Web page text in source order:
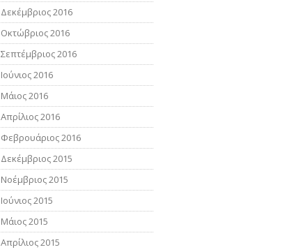
Δεκέμβριος 2016
Οκτώβριος 2016
Σεπτέμβριος 2016
Ιούνιος 2016
Μάιος 2016
Απρίλιος 2016
Φεβρουάριος 2016
Δεκέμβριος 2015
Νοέμβριος 2015
Ιούνιος 2015
Μάιος 2015
Απρίλιος 2015